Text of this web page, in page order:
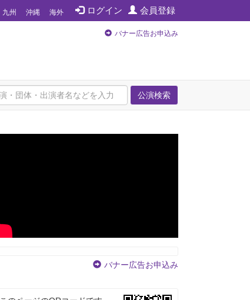
ログイン 会員登録
九州 沖縄 海外
バナー広告お申込み
公演検索
バナー広告お申込み